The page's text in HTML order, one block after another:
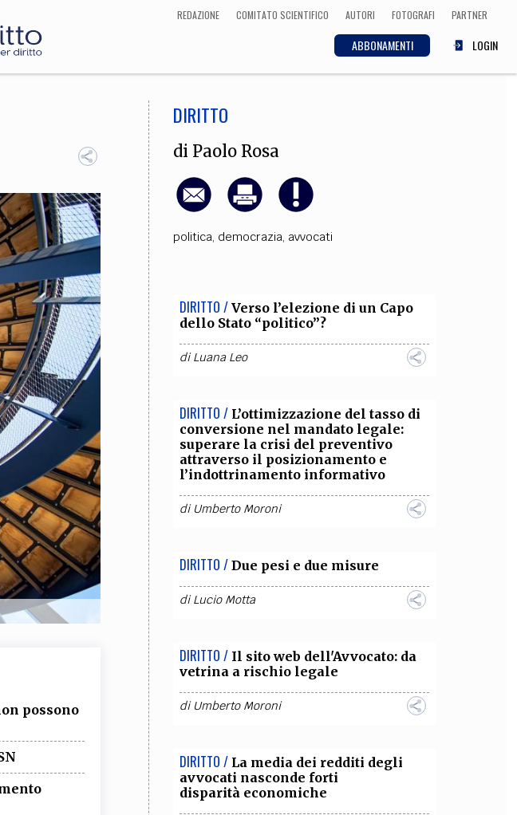
REDAZIONE COMITATO SCIENTIFICO AUTORI FOTOGRAFI PARTNER
ABBONAMENTI LOGIN
ECONOMIA
CULTURA
Arte, Cinema, Musica,
FOTOGRAFI
PUBBLICITÀ CONTATTI
possono
DIRITTO
di Paolo Rosa
politica, democrazia, avvocati
DIRITTO / Verso l’elezione di un Capo
dello Stato “politico”?
diLuana Leo
DIRITTO / L’ottimizzazione del tasso di
conversione nel mandato legale:
superare la crisi del preventivo
attraverso il posizionamento e
l’indottrinamento informativo
di Umberto Moroni
DIRITTO / Due pesi e due misure
diLucio Motta
DIRITTO / Il sito web dell'Avvocato: da
vetrina a rischio legale
di Umberto Moroni
DIRITTO / La media dei redditi degli
avvocati nasconde forti
disparità economiche